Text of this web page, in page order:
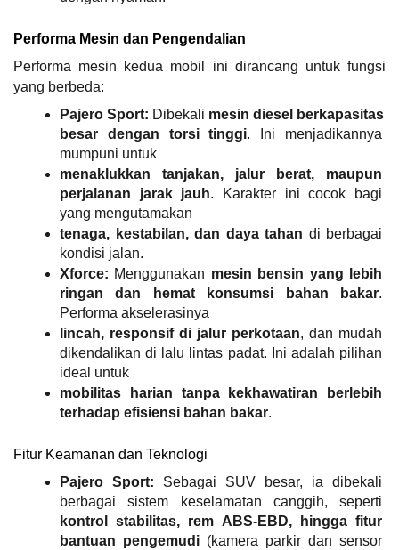
Performa Mesin dan Pengendalian
Performa mesin kedua mobil ini dirancang untuk fungsi
yang berbeda:
Pajero Sport: Dibekali mesin diesel berkapasitas
besar dengan torsi tinggi. Ini menjadikannya
mumpuni untuk
menaklukkan tanjakan, jalur berat, maupun
perjalanan jarak jauh. Karakter ini cocok bagi
yang mengutamakan
tenaga, kestabilan, dan daya tahan di berbagai
kondisi jalan.
Xforce: Menggunakan mesin bensin yang lebih
ringan dan hemat konsumsi bahan bakar.
Performa akselerasinya
lincah, responsif di jalur perkotaan, dan mudah
dikendalikan di lalu lintas padat. Ini adalah pilihan
ideal untuk
mobilitas harian tanpa kekhawatiran berlebih
terhadap efisiensi bahan bakar.
Fitur Keamanan dan Teknologi
Pajero Sport: Sebagai SUV besar, ia dibekali
kontrol stabilitas, rem ABS-EBD, hingga fitur
bantuan pengemudi (kamera parkir dan sensor